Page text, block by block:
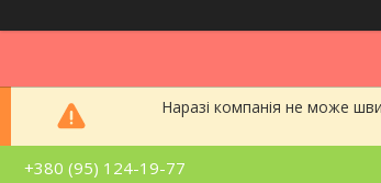
Наразі компанія не може
+380 (95) 124-19-77